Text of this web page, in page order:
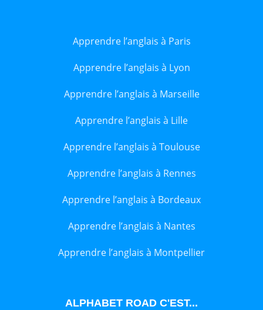
Apprendre l’anglais à Paris
Apprendre l’anglais à Lyon
Apprendre l’anglais à Marseille
Apprendre l’anglais à Lille
Apprendre l’anglais à Toulouse
Apprendre l’anglais à Rennes
Apprendre l’anglais à Bordeaux
Apprendre l’anglais à Nantes
Apprendre l’anglais à Montpellier
ALPHABET ROAD C'EST...